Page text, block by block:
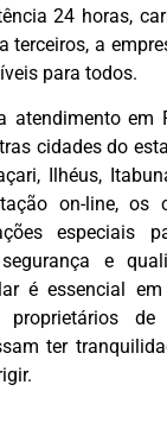
24 horas,
terceiros, a
para todos.
atendimento em
cidades do
Ilhéus,
on-line, os
especiais
e
é essencial
ter